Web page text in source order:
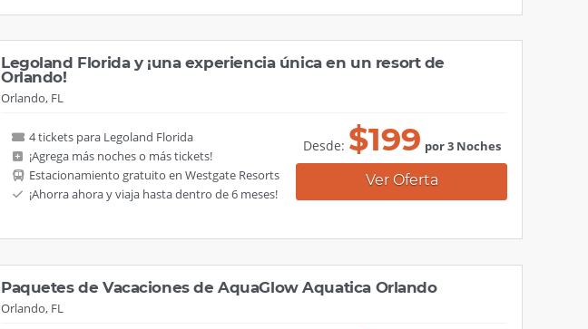
Legoland Florida y ¡una experiencia única en un resort de
Orlando!
Orlando, FL
4 tickets para Legoland Florida
¡Agrega más noches o más tickets!
Estacionamiento gratuito en Westgate Resorts
¡Ahorra ahora y viaja hasta dentro de 6 meses!
Desde: $199 por 3 Noches
Ver Oferta
Paquetes de Vacaciones de AquaGlow Aquatica Orlando
Orlando, FL